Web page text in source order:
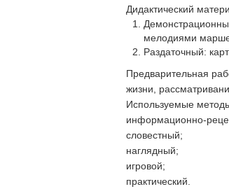
Дидактический
мелодиями
Раздаточный:
Предварительная
жизни,
Используемые
информационно-
словестный;
наглядный;
игровой;
практический.